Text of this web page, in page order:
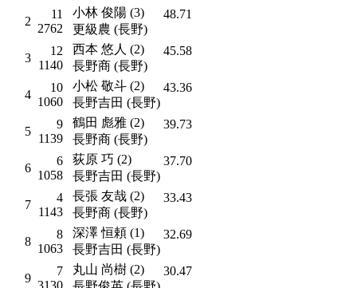
2
11
2762
小林 俊陽 (3)
更級農 (長野)
48.71
3
12
1140
西本 悠人 (2)
長野商 (長野)
45.58
4
10
1060
小松 敬斗 (2)
長野吉田 (長野)
43.36
5
9
1139
鶴田 彪雅 (2)
長野商 (長野)
39.73
6
6
1058
荻原 巧 (2)
長野吉田 (長野)
37.70
7
4
1143
長張 友哉 (2)
長野商 (長野)
33.43
8
8
1063
深澤 恒頼 (1)
長野吉田 (長野)
32.69
9
7
3130
丸山 尚樹 (2)
30.47